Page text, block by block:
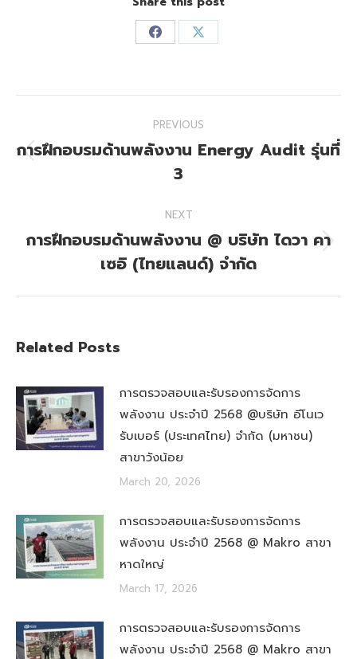
Share
Facebook
Share
X
navigation
PREVIOUS
Previous
post:
การฝึกอบรมด้านพลังงาน Energy Audit รุ่นที่
3
NEXT
Next
post:
การฝึกอบรมด้านพลังงาน @ บริษัท ไดวา คา
เซอิ (ไทยแลนด์) จำกัด
Related Posts
การตรวจสอบและรับรองการจัดการ
พลังงาน ประจำปี 2568 @บริษัท อีโนเว
รับเบอร์ (ประเทศไทย) จำกัด (มหาชน)
สาขาวังน้อย
March 20, 2026
การตรวจสอบและรับรองการจัดการ
พลังงาน ประจำปี 2568 @ Makro สาขา
หาดใหญ่
March 17, 2026
การตรวจสอบและรับรองการจัดการ
พลังงาน ประจำปี 2568 @ Makro สาขา